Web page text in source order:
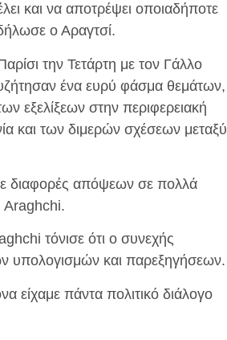
και να αποτρέψει οποιαδήποτε
ο Αραγτσί.
την Τετάρτη με τον Γάλλο
ένα ευρύ φάσμα θεμάτων,
εξελίξεων στην περιφερειακή
και των διμερών σχέσεων μεταξύ
διαφορές απόψεων σε πολλά
Araghchi.
τόνισε ότι ο συνεχής
υπολογισμών και παρεξηγήσεων.
πάντα πολιτικό διάλογο